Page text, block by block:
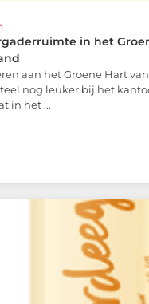
in het
aan het Groene Hart
nog leuker bij het
in het ...